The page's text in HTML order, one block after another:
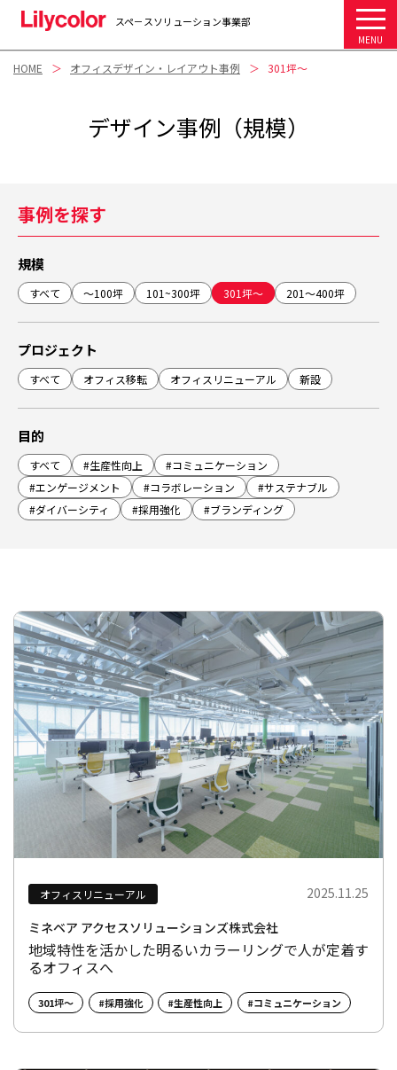
MENU
スペ－スソリューション事業部
HOME オフィスデザイン・レイアウト事例 301坪～
デザイン事例（規模）
事例を探す
規模
すべて ～100坪 101~300坪 301坪～ 201～400坪
プロジェクト
すべて オフィス移転 オフィスリニューアル 新設
目的
すべて #生産性向上
#コミュニケーション
#エンゲージメント
#コラボレーション
#サステナブル
#ダイバーシティ
#採用強化 #ブランディング
オフィスリニューアル
2025.11.25
ミネベア アクセスソリューションズ株式会社
地域特性を活かした明るいカラーリングで人が定着す
るオフィスへ
301坪～ #採用強化 #生産性向上 #コミュニケーション